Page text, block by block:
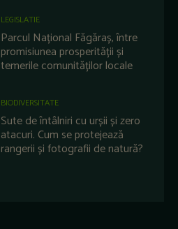
LEGISLATIE
Parcul Național Făgăraș, între
promisiunea prosperității și
temerile comunităților locale
BIODIVERSITATE
Sute de întâlniri cu urșii și zero
atacuri. Cum se protejează
rangerii și fotografii de natură?